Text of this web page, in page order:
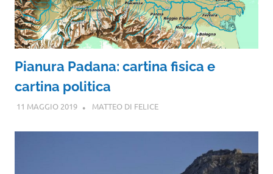
Pianura Padana: cartina fisica e
cartina politica
11 MAGGIO 2019 MATTEO DI FELICE